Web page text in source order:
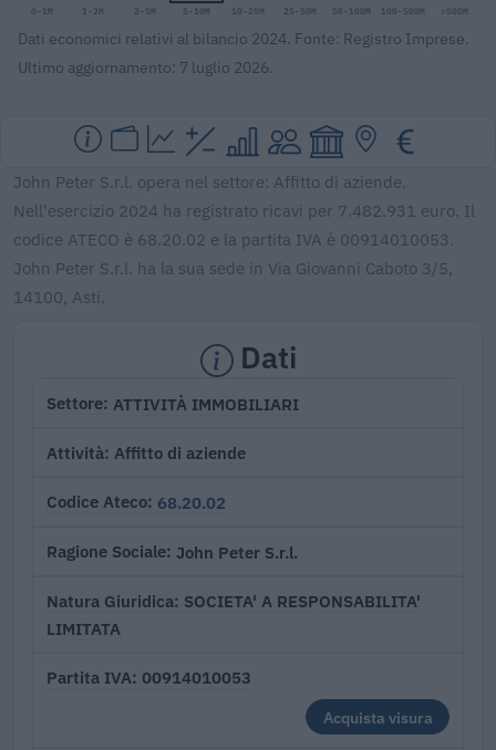
0-1M 1-2M 2-5M 5-10M 10-25M 25-50M 50-100M 100-500M >500M
Dati economici relativi al bilancio 2024. Fonte: Registro Imprese.
Ultimo aggiornamento: 7 luglio 2026.
John Peter S.r.l. opera nel settore: Affitto di aziende.
Nell'esercizio 2024 ha registrato ricavi per 7.482.931 euro. Il
codice ATECO è 68.20.02 e la partita IVA è 00914010053.
John Peter S.r.l. ha la sua sede in Via Giovanni Caboto 3/5,
14100, Asti.
Dati
Settore ATTIVITÀ IMMOBILIARI
Attività Affitto di aziende
Codice Ateco 68.20.02
Ragione Sociale John Peter S.r.l.
Natura Giuridica SOCIETA' A RESPONSABILITA'
LIMITATA
Partita IVA 00914010053
Acquista visura